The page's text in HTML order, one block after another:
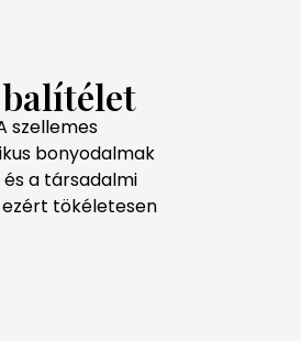
balítélet
szellemes
bonyodalmak
a társadalmi
tökéletesen